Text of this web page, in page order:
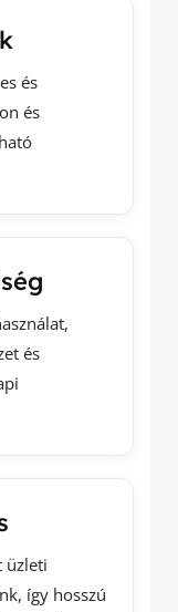
és
és
és
üzleti
így hosszú